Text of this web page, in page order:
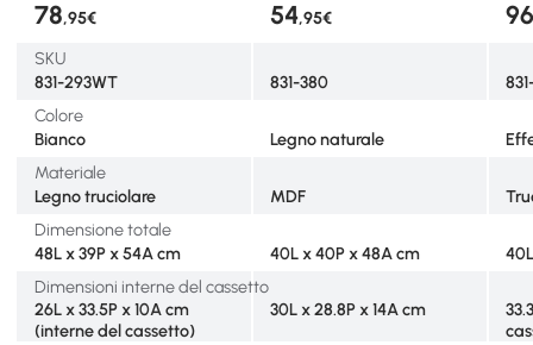
78,95€ 54,95€
SKU
831-293WT
831-380
Colore
Bianco
Legno naturale
Materiale
Legno truciolare
MDF
Dimensione totale
48L x 39P x 54A cm
40L x 40P x 48A cm
Dimensioni interne del cassetto
26L x 33.5P x 10A cm
(interne del cassetto)
30L x 28.8P x 14A cm